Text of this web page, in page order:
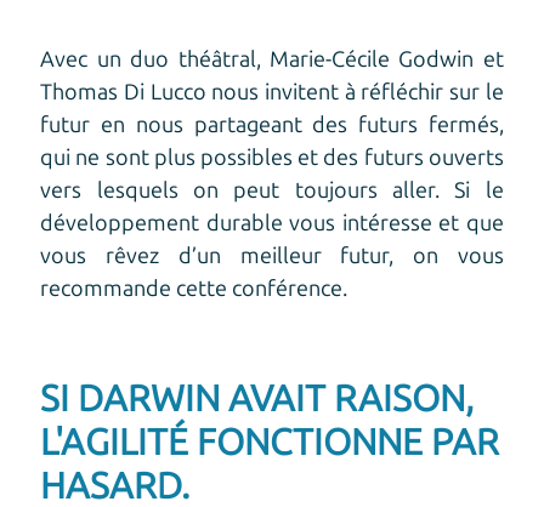
Avec un duo théâtral, Marie-Cécile Godwin et
Thomas Di Lucco nous invitent à réfléchir sur le
futur en nous partageant des futurs fermés,
qui ne sont plus possibles et des futurs ouverts
vers lesquels on peut toujours aller. Si le
développement durable vous intéresse et que
vous rêvez d’un meilleur futur, on vous
recommande cette conférence.
SI DARWIN AVAIT RAISON,
L'AGILITÉ FONCTIONNE PAR
HASARD.